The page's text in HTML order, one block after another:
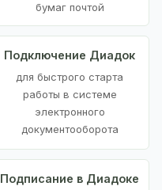
бумаг почтой
Подключение Диадок
для быстрого старта
работы в системе
электронного
документооборота
Подписание в Диадоке